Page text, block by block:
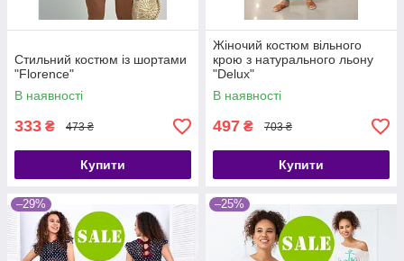
Стильний костюм із шортами
"Florence"
В наявності
333 ₴ 473 ₴
Купити
Жіночий костюм вільного
крою з натурального льону
"Delux"
В наявності
497 ₴ 703 ₴
Купити
–29% –25%